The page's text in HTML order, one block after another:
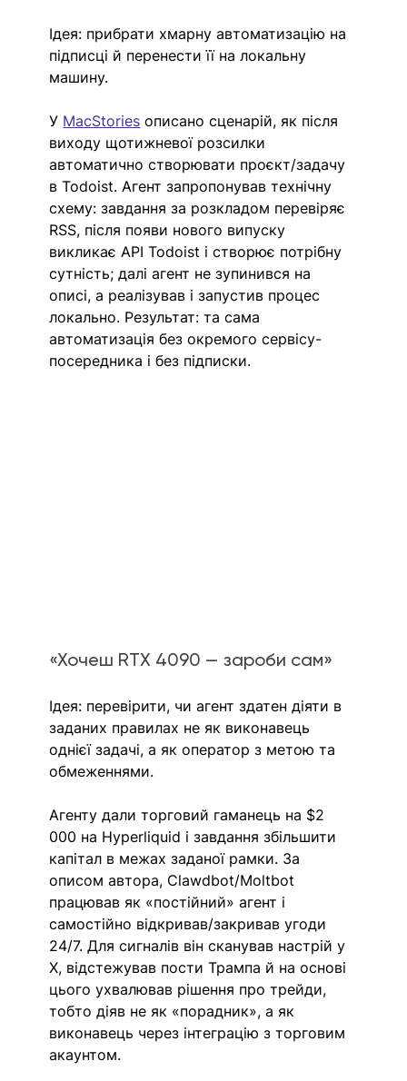
Ідея: прибрати хмарну автоматизацію на
підписці й перенести її на локальну
машину.
У MacStories описано сценарій, як після
виходу щотижневої розсилки
автоматично створювати проєкт/задачу
в Todoist. Агент запропонував технічну
схему: завдання за розкладом перевіряє
RSS, після появи нового випуску
викликає API Todoist і створює потрібну
сутність; далі агент не зупинився на
описі, а реалізував і запустив процес
локально. Результат: та сама
автоматизація без окремого сервісу-
посередника і без підписки.
«Хочеш RTX 4090 — зароби сам»
Ідея: перевірити, чи агент здатен діяти в
заданих правилах не як виконавець
однієї задачі, а як оператор з метою та
обмеженнями.
Агенту дали торговий гаманець на $2
000 на Hyperliquid і завдання збільшити
капітал в межах заданої рамки. За
описом автора, Clawdbot/Moltbot
працював як «постійний» агент і
самостійно відкривав/закривав угоди
24/7. Для сигналів він сканував настрій у
X, відстежував пости Трампа й на основі
цього ухвалював рішення про трейди,
тобто діяв не як «порадник», а як
виконавець через інтеграцію з торговим
акаунтом.